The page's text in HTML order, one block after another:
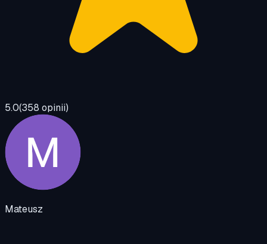
5.0(358 opinii)
Mateusz